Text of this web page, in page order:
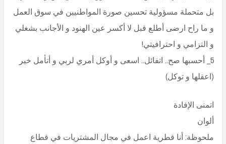
بل متحملة مسؤولية تحسين صورة المواطنيين في سوق العمل
و ما راح ارضى أطلع قبل لا أكسر عين الهنود و الأجانب بشغلي
و التزامي و احترافيتي!
5_ أحسبها صح.. اتفائل.. اسعى و أوكل أمري لربي و أتأمل خير
(اعقلها و توكل)
اتمنى الإفادة
ألوان
ملحوظة: أنا قطرية اعمل في مجال المشتريات في قطاع